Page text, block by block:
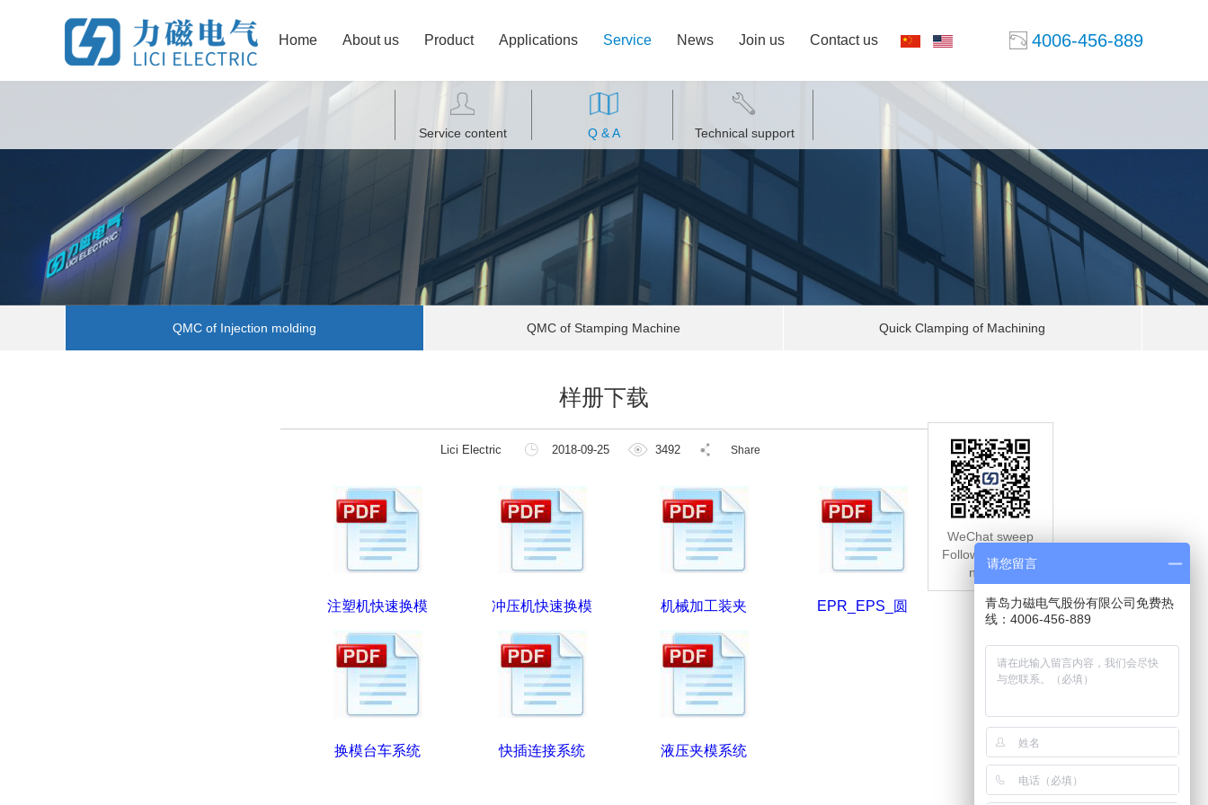
Home About us Product Applications Service
Service content Q & A Technical support
News Join us Contact us 4006-456-889
QMC of Injection molding QMC of Stamping Machine Quick Clamping of Machining
WeChat sweep
Follow this public
number
样册下载
Lici Electric 2018-09-25 3492 Share
注塑机快速换模 冲压机快速换模 机械加工装夹 EPR_EPS_圆
换模台车系统 快插连接系统 液压夹模系统
请您留言
青岛力磁电气股份有限公司免费热
线：4006-456-889